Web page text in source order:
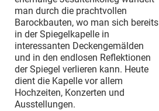
man durch die prachtvollen
Barockbauten, wo man sich bereits
in der Spiegelkapelle in
interessanten Deckengemälden
und in den endlosen Reflektionen
der Spiegel verlieren kann. Heute
dient die Kapelle vor allem
Hochzeiten, Konzerten und
Ausstellungen.